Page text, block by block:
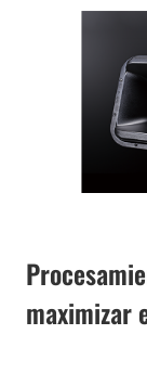
maximizar